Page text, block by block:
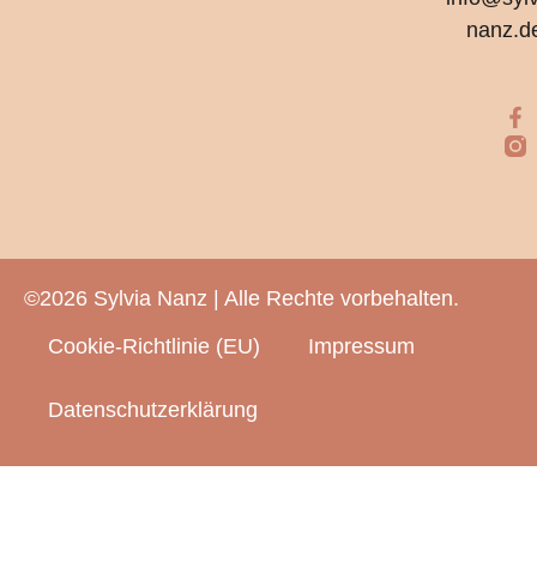
©2026 Sylvia Nanz | Alle Rechte vorbehalten.
Cookie-Richtlinie (EU)
Impressum
Datenschutzerklärung